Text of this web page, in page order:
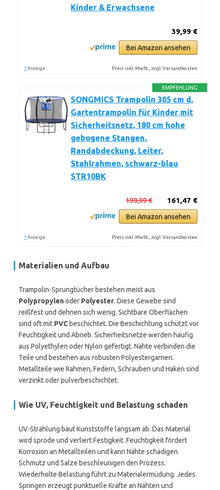
Kinder & Erwachsene
39,99 €
Bei Amazon ansehen
* Anzeige Preis inkl. MwSt., zzgl. Versandkosten
EMPFEHLUNG
SONGMICS Trampolin 305 cm d,
Gartentrampolin für Kinder mit
Sicherheitsnetz, 180 cm hohe
gebogene Stangen,
Randabdeckung, Leiter,
Stahlrahmen, schwarz-blau
STR10BK
161,47 €
199,99 €
Bei Amazon ansehen
* Anzeige Preis inkl. MwSt., zzgl. Versandkosten
Materialien und Aufbau
Trampolin-Sprungtücher bestehen meist aus
Polypropylenoder Polyester. Diese Gewebe sind
reißfest und dehnen sich wenig. Sichtbare Oberflächen
sind oft mit PVC beschichtet. Die Beschichtung schützt vor
Feuchtigkeit und Abrieb. Sicherheitsnetze werden häufig
aus Polyethylen oder Nylon gefertigt. Nähte verbinden die
Teile und bestehen aus robusten Polyestergarnen.
Metallteile wie Rahmen, Federn, Schrauben und Haken sind
verzinkt oder pulverbeschichtet.
Wie UV, Feuchtigkeit und Belastung schaden
UV-Strahlung baut Kunststoffe langsam ab. Das Material
wird spröde und verliert Festigkeit. Feuchtigkeit fördert
Korrosion an Metallteilen und kann Nähte schädigen.
Schmutz und Salze beschleunigen den Prozess.
Wiederholte Belastung führt zu Materialermüdung. Jedes
Springen erzeugt punktuelle Kräfte an Nähten und